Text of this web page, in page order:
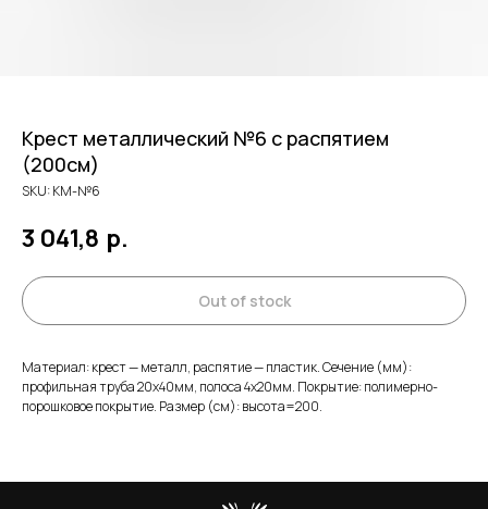
Крест металлический №6 с распятием
(200см)
SKU:КМ-№6
3 041,8 р.
Out of stock
Материал: крест — металл, распятие — пластик. Сечение (мм):
профильная труба 20х40мм, полоса 4х20мм. Покрытие: полимерно-
порошковое покрытие. Размер (см): высота=200.